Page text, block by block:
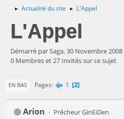
► Actualité du site ► L'Appel
L'Appel
Démarré par Saga, 30 Novembre 2008
0 Membres et 27 Invités sur ce sujet
EN BAS Pages 1 2
Arion Prêcheur GinEiDen